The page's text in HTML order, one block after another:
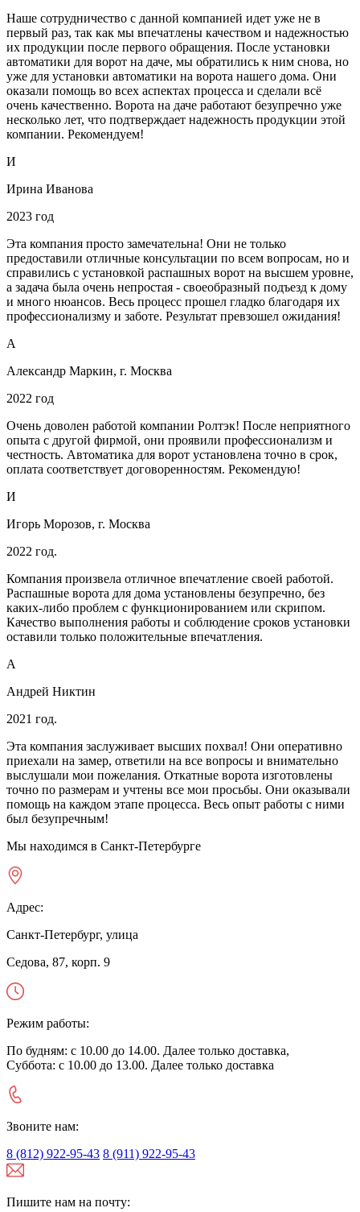
Наше сотрудничество с данной компанией идет уже не в
первый раз, так как мы впечатлены качеством и надежностью
их продукции после первого обращения. После установки
автоматики для ворот на даче, мы обратились к ним снова, но
уже для установки автоматики на ворота нашего дома. Они
оказали помощь во всех аспектах процесса и сделали всё
очень качественно. Ворота на даче работают безупречно уже
несколько лет, что подтверждает надежность продукции этой
компании. Рекомендуем!
И
Ирина Иванова
2023 год
Эта компания просто замечательна! Они не только
предоставили отличные консультации по всем вопросам, но и
справились с установкой распашных ворот на высшем уровне,
а задача была очень непростая - своеобразный подъезд к дому
и много нюансов. Весь процесс прошел гладко благодаря их
профессионализму и заботе. Результат превзошел ожидания!
А
Александр Маркин, г. Москва
2022 год
Очень доволен работой компании Ролтэк! После неприятного
опыта с другой фирмой, они проявили профессионализм и
честность. Автоматика для ворот установлена точно в срок,
оплата соответствует договоренностям. Рекомендую!
И
Игорь Морозов, г. Москва
2022 год.
Компания произвела отличное впечатление своей работой.
Распашные ворота для дома установлены безупречно, без
каких-либо проблем с функционированием или скрипом.
Качество выполнения работы и соблюдение сроков установки
оставили только положительные впечатления.
А
Андрей Никтин
2021 год.
Эта компания заслуживает высших похвал! Они оперативно
приехали на замер, ответили на все вопросы и внимательно
выслушали мои пожелания. Откатные ворота изготовлены
точно по размерам и учтены все мои просьбы. Они оказывали
помощь на каждом этапе процесса. Весь опыт работы с ними
был безупречным!
Мы находимся в Санкт-Петербурге
Адрес:
Санкт-Петербург, улица
Седова, 87, корп. 9
Режим работы:
По будням: с 10.00 до 14.00. Далее только доставка,
Суббота: с 10.00 до 13.00. Далее только доставка
Звоните нам:
8 (812) 922-95-43 8 (911) 922-95-43
Пишите нам на почту: